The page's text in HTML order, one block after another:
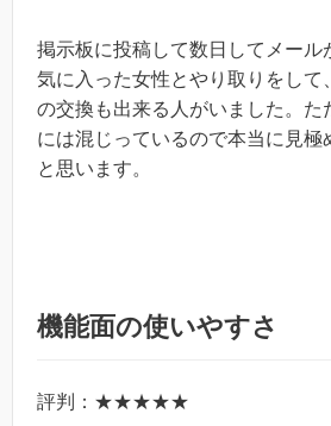
掲示板に投稿して数日してメール
気に入った女性とやり取りをして
の交換も出来る人がいました。た
には混じっているので本当に見極
と思います。
機能面の使いやすさ
評判：★★★★★